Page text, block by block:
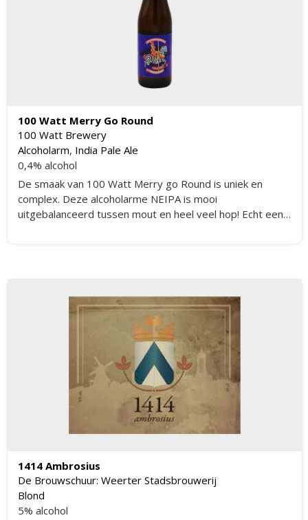
100 Watt Merry Go Round
100 Watt Brewery
Alcoholarm, India Pale Ale
0,4% alcohol
De smaak van 100 Watt Merry go Round is uniek en
complex. Deze alcoholarme NEIPA is mooi
uitgebalanceerd tussen mout en heel veel hop! Echt een
1414 Ambrosius
De Brouwschuur: Weerter Stadsbrouwerij
Blond
5% alcohol